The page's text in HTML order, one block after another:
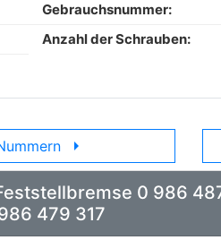
Gebrauchsnummer:
Anzahl der Schrauben:
arrow_right
0 986
479 317